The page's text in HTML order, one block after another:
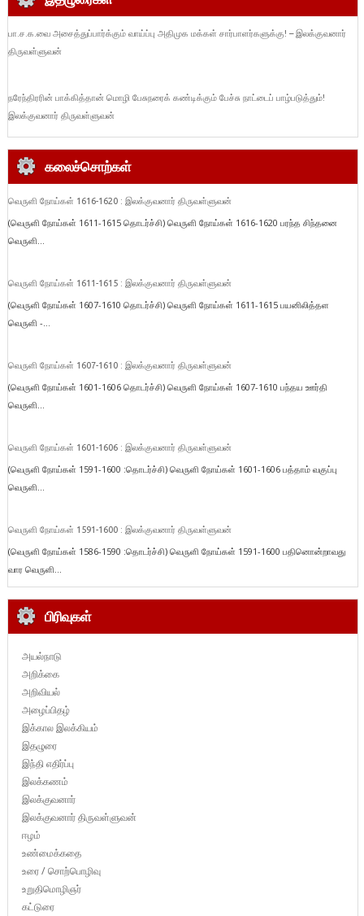
பா.ச.க.வை அசைத்துப்பார்க்கும் வாய்ப்பு அதிமுக மக்கள் சார்பாளர்களுக்கு! – இலக்குவனார்
திருவள்ளுவன்
நரேந்திரரின் பாக்கித்தான் மொழி பேசுநரைக் கண்டிக்கும் பேச்சு நாட்டைப் பாழ்படுத்தும்!
இலக்குவனார் திருவள்ளுவன்
கலைச்சொற்கள்
வெருளி நோய்கள் 1616-1620 : இலக்குவனார் திருவள்ளுவன்
(வெருளி நோய்கள் 1611-1615 தொடர்ச்சி) வெருளி நோய்கள் 1616-1620 பரந்த சிந்தனை
வெருளி...
வெருளி நோய்கள் 1611-1615 : இலக்குவனார் திருவள்ளுவன்
(வெருளி நோய்கள் 1607-1610 தொடர்ச்சி) வெருளி நோய்கள் 1611-1615 பயனிலித்தள
வெருளி -...
வெருளி நோய்கள் 1607-1610 : இலக்குவனார் திருவள்ளுவன்
(வெருளி நோய்கள் 1601-1606 தொடர்ச்சி) வெருளி நோய்கள் 1607-1610 பந்தய ஊர்தி
வெருளி...
வெருளி நோய்கள் 1601-1606 : இலக்குவனார் திருவள்ளுவன்
(வெருளி நோய்கள் 1591-1600 :தொடர்ச்சி) வெருளி நோய்கள் 1601-1606 பத்தாம் வகுப்பு
வெருளி...
வெருளி நோய்கள் 1591-1600 : இலக்குவனார் திருவள்ளுவன்
(வெருளி நோய்கள் 1586-1590 :தொடர்ச்சி) வெருளி நோய்கள் 1591-1600 பதினொன்றாவது
வார வெருளி...
பிரிவுகள்
அயல்நாடு
அறிக்கை
அறிவியல்
அழைப்பிதழ்
இக்கால இலக்கியம்
இதழுரை
இந்தி எதிர்ப்பு
இலக்கணம்
இலக்குவனார்
இலக்குவனார் திருவள்ளுவன்
ஈழம்
உண்மைக்கதை
உரை / சொற்பொழிவு
உறுதிமொழிஞர்
கட்டுரை